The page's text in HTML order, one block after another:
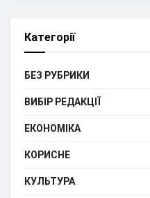
Категорії
БЕЗ РУБРИКИ
ВИБІР РЕДАКЦІЇ
ЕКОНОМІКА
КОРИСНЕ
КУЛЬТУРА